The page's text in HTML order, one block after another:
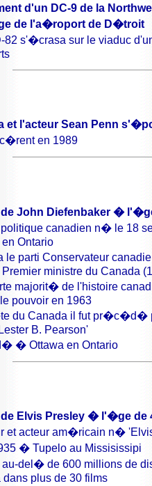
d'un DC-9 de la
de l'a�roport de D�troit
82 s'�crasa sur le viaduc
et l'acteur Sean Penn
en 1989
John Diefenbaker �
politique canadien n� le 18
Ontario
le parti Conservateur
ministre du Canada
majorit� de l'histoire
pouvoir en 1963
du Canada il fut pr�c�d�
B. Pearson'
� Ottawa en Ontario
Elvis Presley � l'�ge de
et acteur am�ricain n�
� Tupelo au Missisissipi
au-del� de 600 millions de
dans plus de 30 films